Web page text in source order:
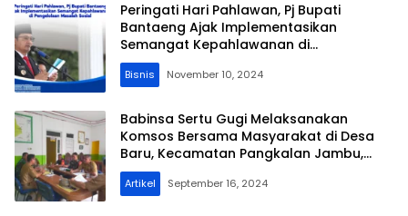
Peringati Hari Pahlawan, Pj Bupati
Bantaeng Ajak Implementasikan
Semangat Kepahlawanan di
Pengelolaan Masalah Sosial
Bisnis November 10, 2024
Babinsa Sertu Gugi Melaksanakan
Komsos Bersama Masyarakat di Desa
Baru, Kecamatan Pangkalan Jambu,
Kabupaten Merangin
Artikel September 16, 2024